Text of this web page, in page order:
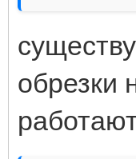
обрезки